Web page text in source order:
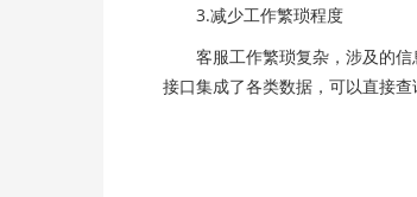
3.减少工作繁琐程度
客服工作繁琐复杂，涉及的信
接口集成了各类数据，可以直接